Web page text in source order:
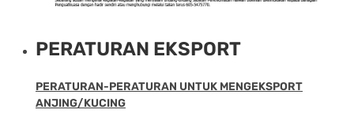
PERATURAN EKSPORT
PERATURAN-PERATURAN UNTUK MENGEKSPORT
ANJING/KUCING